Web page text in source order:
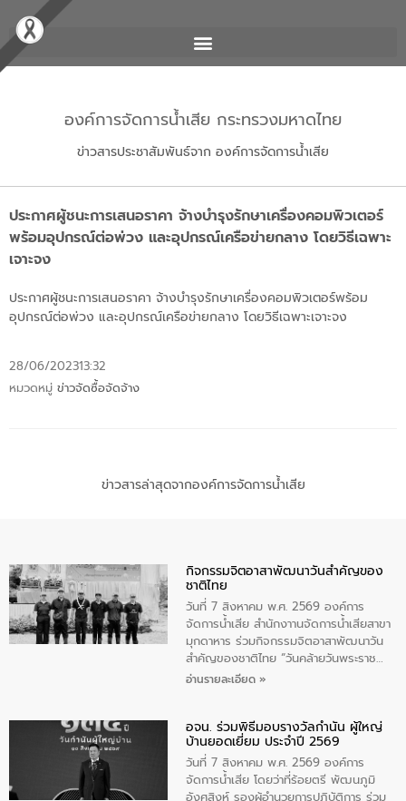
องค์การจัดการน้ำเสีย กระทรวงมหาดไทย
ข่าวสารประชาสัมพันธ์จาก องค์การจัดการน้ำเสีย
ประกาศผู้ชนะการเสนอราคา จ้างบำรุงรักษาเครื่องคอมพิวเตอร์
พร้อมอุปกรณ์ต่อพ่วง และอุปกรณ์เครือข่ายกลาง โดยวิธีเฉพาะ
เจาะจง
ประกาศผู้ชนะการเสนอราคา จ้างบำรุงรักษาเครื่องคอมพิวเตอร์พร้อม
อุปกรณ์ต่อพ่วง และอุปกรณ์เครือข่ายกลาง โดยวิธีเฉพาะเจาะจง
28/06/202313:32
หมวดหมู่ ข่าวจัดซื้อจัดจ้าง
ข่าวสารล่าสุดจากองค์การจัดการน้ำเสีย
กิจกรรมจิตอาสาพัฒนาวันสําคัญของ
ชาติไทย
วันที่ 7 สิงหาคม พ.ศ. 2569 องค์การ
จัดการน้ำเสีย สำนักงาานจัดการน้ำเสียสาขา
มุกดาหาร ร่วมกิจกรรมจิตอาสาพัฒนาวัน
สําคัญของชาติไทย “วันคล้ายวันพระราช
สมภพ สมเด็จพระนางเจ้าสิริกิติ์พระบรม
ทิพย์คำ รองผู้ว่าราชการจังหวัดมุกดาหาร
เป็นประธานในพิธี ณ เรือนจําชั่วคราวนาโสก
ตําบลนาโสก อําเภอเมืองมุกดาหาร จังหวัด
มุกดาหาร โดยในกิจกรรมได้ร่วมปลูกป่า และ
ทําความสะอาดภายในบริเวณ จัดกิจกรรม
อ่านรายละเอียด »
อจน. ร่วมพิธีมอบรางวัลกำนัน ผู้ใหญ่
บ้านยอดเยี่ยม ประจำปี 2569
วันที่ 7 สิงหาคม พ.ศ. 2569 องค์การ
จัดการน้ำเสีย โดยว่าที่ร้อยตรี พัฒนภูมิ
อังศุสิงห์ รองผู้อำนวยการปฏิบัติการ ร่วม